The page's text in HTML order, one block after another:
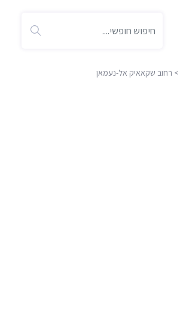
> רחוב שקאאיק אל-נעמאן